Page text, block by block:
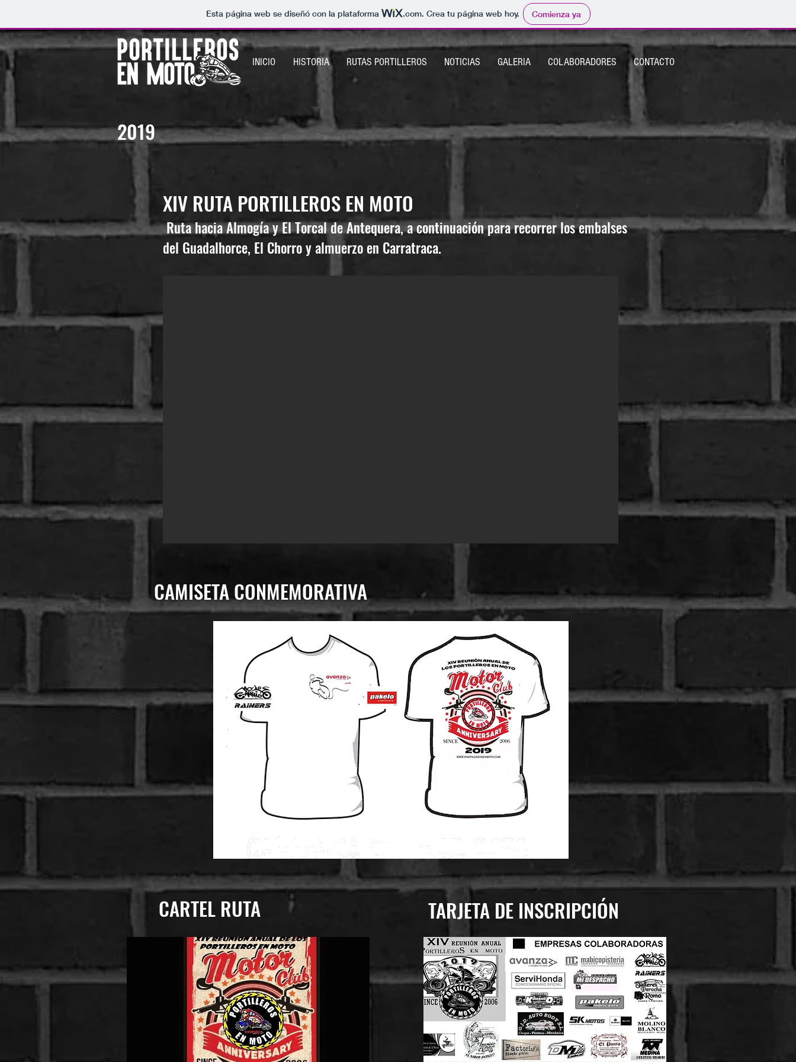
Esta página web se diseñó con la plataforma .com. Crea tu página web hoy. Comienza ya
INICIO HISTORIA RUTAS PORTILLEROS NOTICIAS GALERIA COLABORADORES CONTACTO
2019
XIV RUTA PORTILLEROS EN MOTO
Ruta hacia Almogía y El Torcal de Antequera, a continuación para recorrer los embalses
del Guadalhorce, El Chorro y almuerzo en Carratraca.
CAMISETA CONMEMORATIVA
CARTEL RUTA TARJETA DE INSCRIPCIÓN